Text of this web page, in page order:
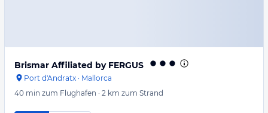
Brismar Affiliated by FERGUS
Port d'Andratx · Mallorca
40 min zum Flughafen · 2 km zum Strand